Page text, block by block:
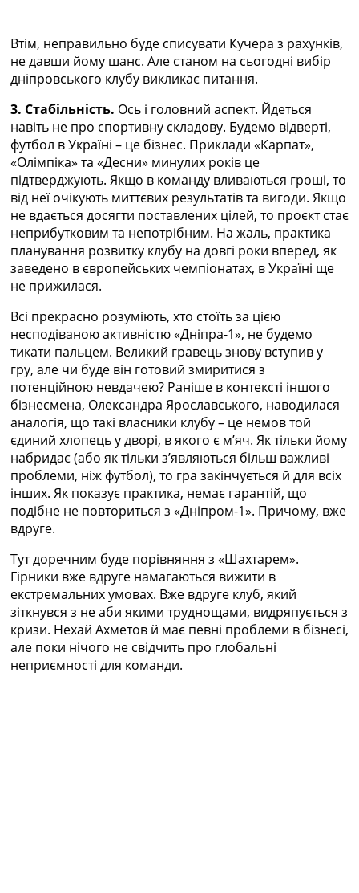
Втім, неправильно буде списувати Кучера з рахунків,
не давши йому шанс. Але станом на сьогодні вибір
дніпровського клубу викликає питання.
3. Стабільність. Ось і головний аспект. Йдеться
навіть не про спортивну складову. Будемо відверті,
футбол в Україні – це бізнес. Приклади «Карпат»,
«Олімпіка» та «Десни» минулих років це
підтверджують. Якщо в команду вливаються гроші, то
від неї очікують миттєвих результатів та вигоди. Якщо
не вдається досягти поставлених цілей, то проєкт стає
неприбутковим та непотрібним. На жаль, практика
планування розвитку клубу на довгі роки вперед, як
заведено в європейських чемпіонатах, в Україні ще
не прижилася.
Всі прекрасно розуміють, хто стоїть за цією
несподіваною активністю «Дніпра-1», не будемо
тикати пальцем. Великий гравець знову вступив у
гру, але чи буде він готовий змиритися з
потенційною невдачею? Раніше в контексті іншого
бізнесмена, Олександра Ярославського, наводилася
аналогія, що такі власники клубу – це немов той
єдиний хлопець у дворі, в якого є м’яч. Як тільки йому
набридає (або як тільки з’являються більш важливі
проблеми, ніж футбол), то гра закінчується й для всіх
інших. Як показує практика, немає гарантій, що
подібне не повториться з «Дніпром-1». Причому, вже
вдруге.
Тут доречним буде порівняння з «Шахтарем».
Гірники вже вдруге намагаються вижити в
екстремальних умовах. Вже вдруге клуб, який
зіткнувся з не аби якими труднощами, видряпується з
кризи. Нехай Ахметов й має певні проблеми в бізнесі,
але поки нічого не свідчить про глобальні
неприємності для команди.